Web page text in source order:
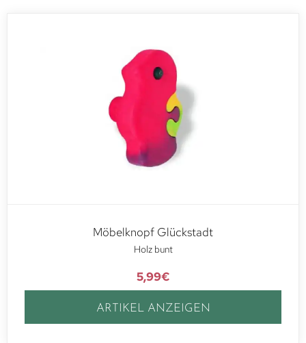
Möbelknopf Glückstadt
Holz bunt
5,99€
ARTIKEL ANZEIGEN